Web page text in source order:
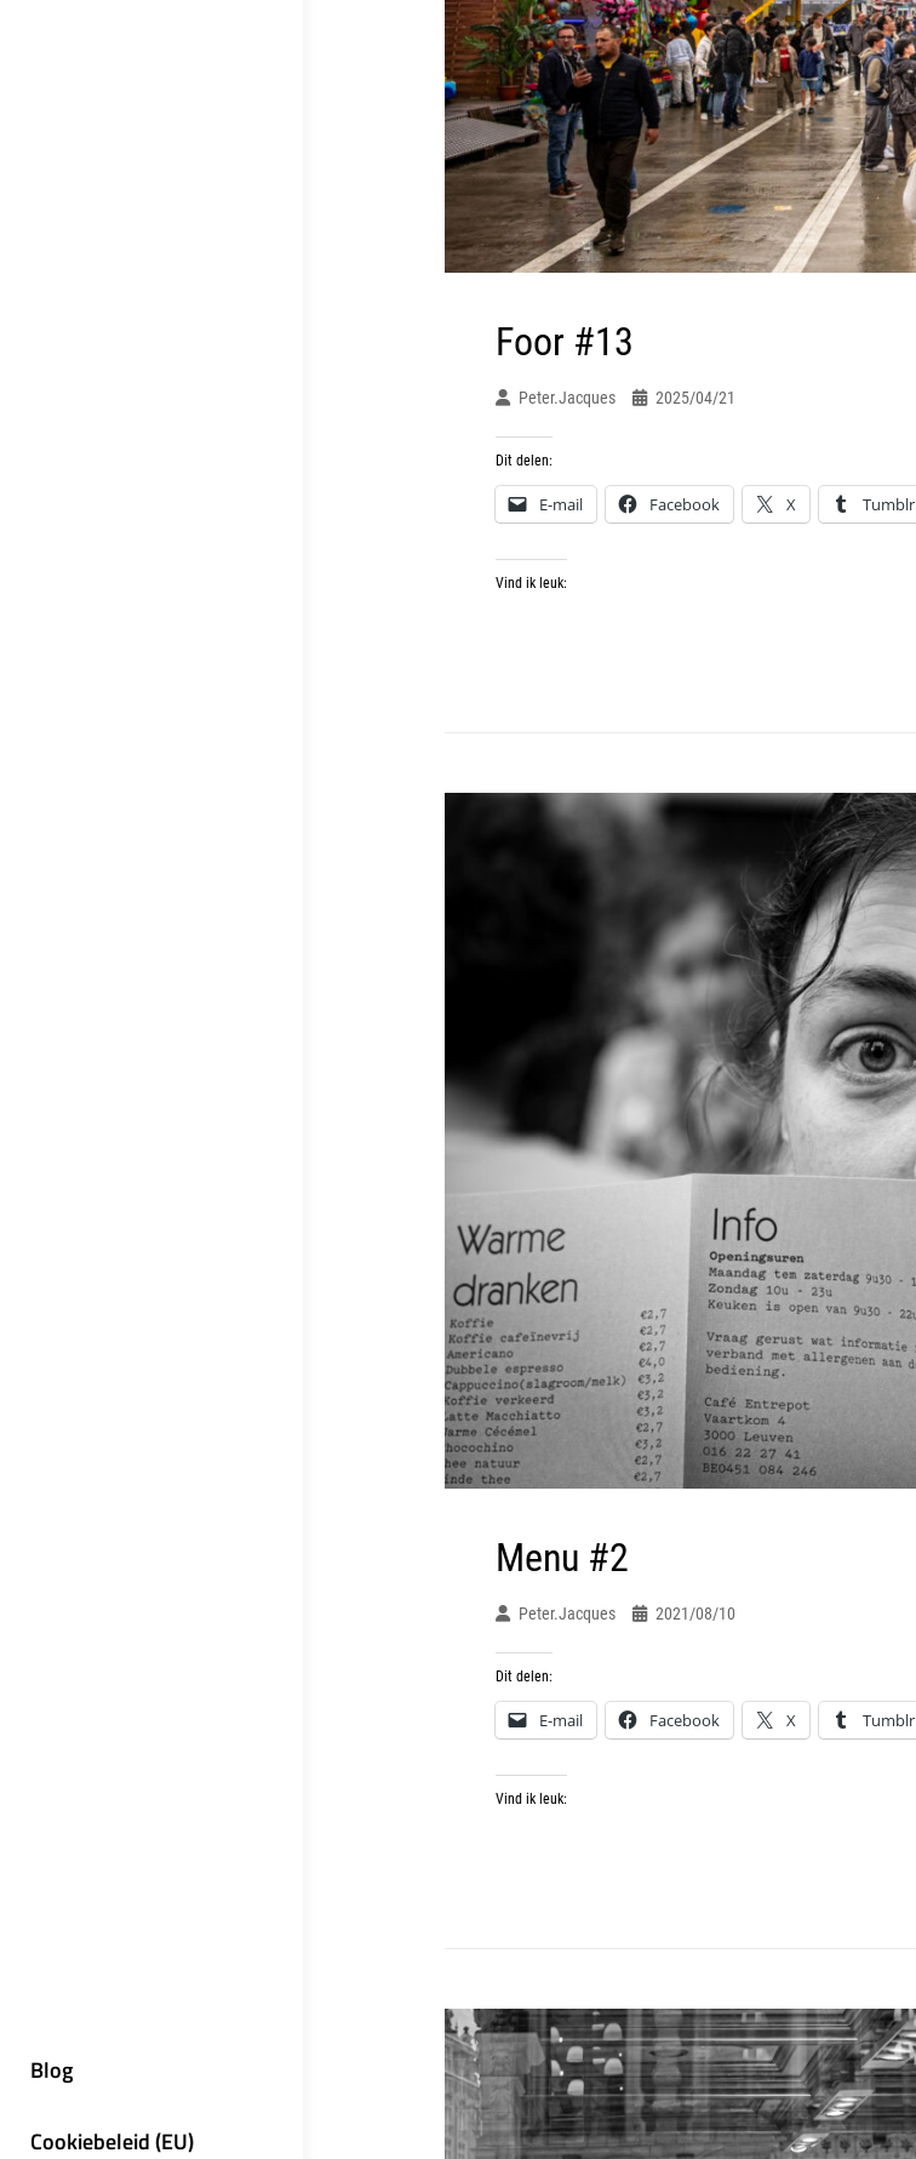
Blog
Cookiebeleid (EU)
Foor #13
Peter.jacques 2025/04/21
Dit delen:
E-mail Facebook X Tumblr
Vind ik leuk:
Menu #2
Peter.jacques 2021/08/10
Dit delen:
E-mail Facebook X Tumblr
Vind ik leuk: